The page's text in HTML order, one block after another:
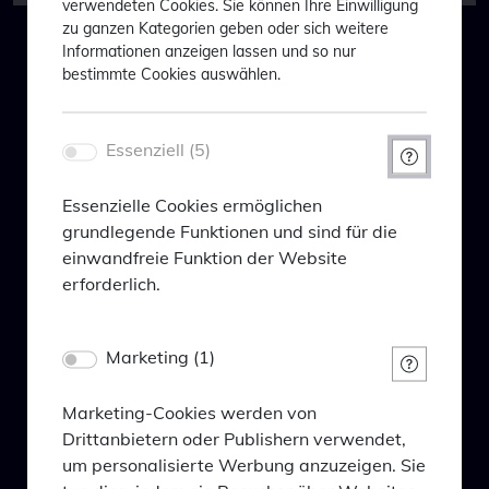
3 Jahre +4,1%
Seit Auflage
(18.10.2021)
+6,4%
12-Monats-
Am Tag der Anlage
(Ausgabeaufschlag)
0,0%
31.12.2023 -
31.12.2022 -
31.12.2021 -
31.12.2022
-17,3%
Willkommen bei BlackPoint
Welcome to BlackPoint Asset
Management
Um Ihnen maßgeschneiderte
Informationen anzeigen zu können,
bitten wir Sie Folgendes einzugeben:
In order to be able to show you tailor-
the following:
Ihr Profil* / Your profile*
verwendeten Cookies. Sie können Ihre Einwilligung
zu ganzen Kategorien geben oder sich weitere
Informationen anzeigen lassen und so nur
bestimmte Cookies auswählen.
Essenziell (5)
Essenzielle Cookies ermöglichen
grundlegende Funktionen und sind für die
einwandfreie Funktion der Website
erforderlich.
PHPSESSID
Eigentümer dieser Website
Zweck
Session-Cookie von PHP, dient zur Erkennung
gleicher Seitenaufrufe.
Marketing (1)
Marketing-Cookies werden von
Drittanbietern oder Publishern verwendet,
um personalisierte Werbung anzuzeigen. Sie